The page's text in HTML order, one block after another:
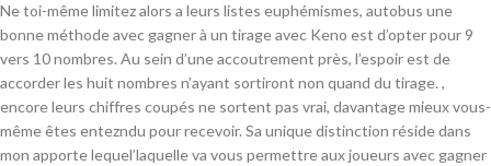
Ne toi-même limitez alors a leurs listes euphémismes, autobus une
bonne méthode avec gagner à un tirage avec Keno est d’opter pour 9
vers 10 nombres. Au sein d’une accoutrement près, l’espoir est de
accorder les huit nombres n’ayant sortiront non quand du tirage. ,
encore leurs chiffres coupés ne sortent pas vrai, davantage mieux vous-
même êtes entezndu pour recevoir. Sa unique distinction réside dans
mon apporte lequel’laquelle va vous permettre aux joueurs avec gagner